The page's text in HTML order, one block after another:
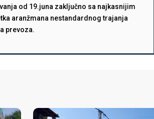
od 19.juna zaključno sa najkasnijim
aranžmana nestandardnog trajanja
prevoza.